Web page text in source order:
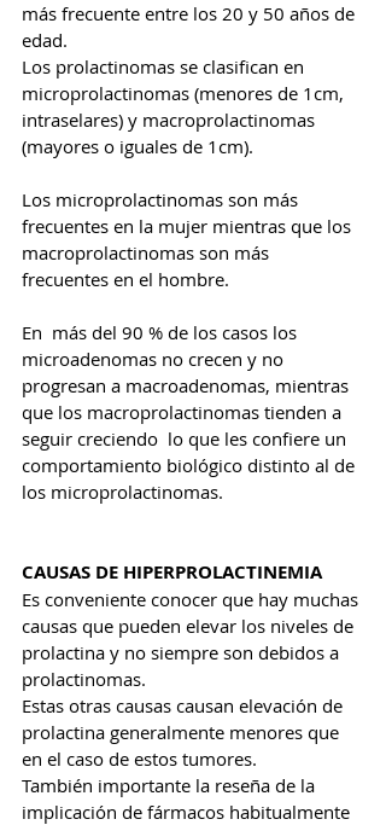
más frecuente entre los 20 y 50 años de
edad.
Los prolactinomas se clasifican en
microprolactinomas (menores de 1cm,
intraselares) y macroprolactinomas
(mayores o iguales de 1cm).
Los microprolactinomas son más
frecuentes en la mujer mientras que los
macroprolactinomas son más
frecuentes en el hombre.
En  más del 90 % de los casos los
microadenomas no crecen y no
progresan a macroadenomas, mientras
que los macroprolactinomas tienden a
seguir creciendo  lo que les confiere un
comportamiento biológico distinto al de
los microprolactinomas.
CAUSAS DE HIPERPROLACTINEMIA
Es conveniente conocer que hay muchas
causas que pueden elevar los niveles de
prolactina y no siempre son debidos a
prolactinomas.
Estas otras causas causan elevación de
prolactina generalmente menores que
en el caso de estos tumores.
También importante la reseña de la
implicación de fármacos habitualmente